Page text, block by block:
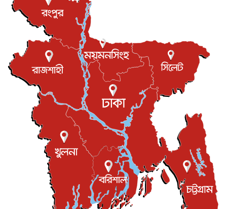
টি-টোয়েন্টি ইতিহাসের সর্বোচ্চ রানের মালিক এখন জস বাটলার
বস্তিতে কেটেছে শৈশব, আজ মুম্বাইয়ে দুই বাড়ির মালিক
বিনোদন ৬ আগস্ট, ২০২৬
যুক্তরাজ্যে বসবাসরত জাতীয়তাবাদী কুলাউড়াবাসীর মত বিনিময়
সভা...
ইউকে কমিউনিটি ৫ আগস্ট, ২০২৬
প্রধানমন্ত্রীকে সৌদি আরব সফরের আমন্ত্রণ
জাতীয় ৫ আগস্ট, ২০২৬
জুলাই গণ-অভ্যুত্থান দিবস আজ, স্মরণে দেশজুড়ে কর্মসূচি
জাতীয় ৫ আগস্ট, ২০২৬
জনগণ পরিবর্তন চেয়েছে বলেই জুলাই আন্দোলন সফল :
৫ আগস্ট, ২০২৬
বেনজীর আহমেদের সঙ্গে পরীমনির ঘনিষ্ঠ সম্পর্ক ছিল : নাসির
মাহম...